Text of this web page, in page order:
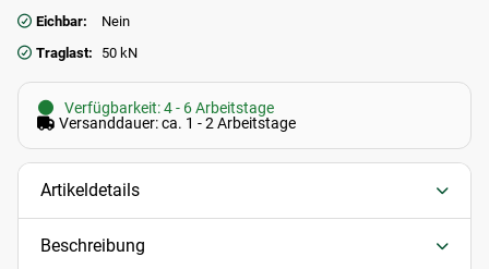
Eichbar:
Nein
Traglast:
50 kN
Verfügbarkeit: 4 - 6 Arbeitstage
Versanddauer: ca. 1 - 2 Arbeitstage
Artikeldetails
Beschreibung